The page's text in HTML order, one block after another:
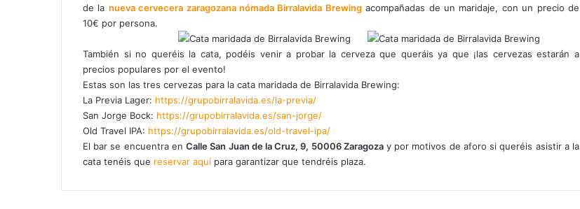
de la nueva cervecera zaragozana nómada Birralavida Brewingacompañadas de un maridaje, con un precio de
10€ por persona.
También si no queréis la cata, podéis venir a probar la cerveza que queráis ya que ¡las cervezas estarán a
precios populares por el evento!
Estas son las tres cervezas para la cata maridada de Birralavida Brewing:
La Previa Lager: https://grupobirralavida.es/la-previa/
San Jorge Bock: https://grupobirralavida.es/san-jorge/
Old Travel IPA: https://grupobirralavida.es/old-travel-ipa/
El bar se encuentra enCalle San Juan de la Cruz, 9, 50006 Zaragozay por motivos de aforo si queréis asistir a la
cata tenéis que reservar aquí para garantizar que tendréis plaza.